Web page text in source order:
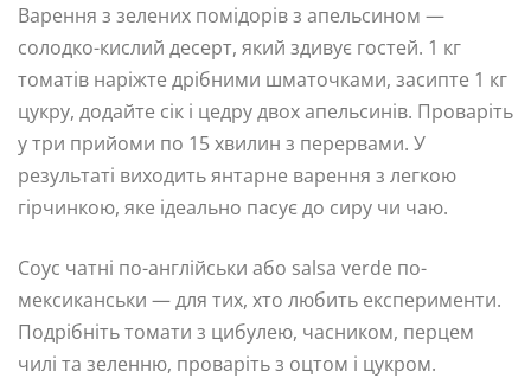
Варення з зелених помідорів з апельсином —
солодко-кислий десерт, який здивує гостей. 1 кг
томатів наріжте дрібними шматочками, засипте 1 кг
цукру, додайте сік і цедру двох апельсинів. Проваріть
у три прийоми по 15 хвилин з перервами. У
результаті виходить янтарне варення з легкою
гірчинкою, яке ідеально пасує до сиру чи чаю.
Соус чатні по-англійськи або salsa verde по-
мексиканськи — для тих, хто любить експерименти.
Подрібніть томати з цибулею, часником, перцем
чилі та зеленню, проваріть з оцтом і цукром.